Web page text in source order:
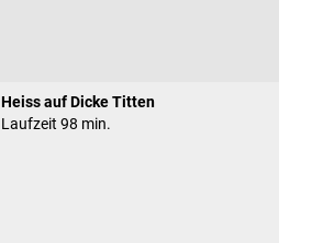
Heiss auf Dicke Titten
Laufzeit 98 min.